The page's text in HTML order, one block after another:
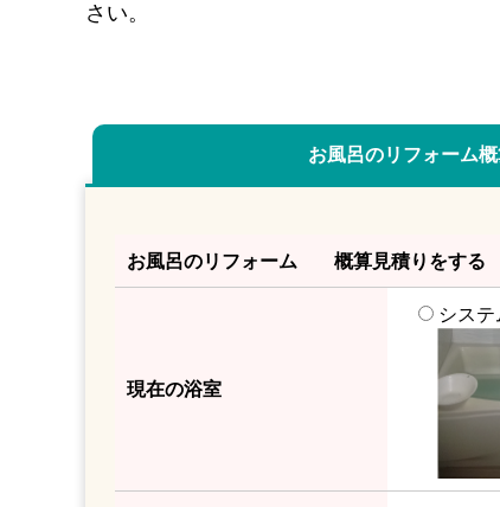
さい。
お風呂のリフォーム概
お風呂のリフォーム 概算見積りをする
現在の浴室
システ